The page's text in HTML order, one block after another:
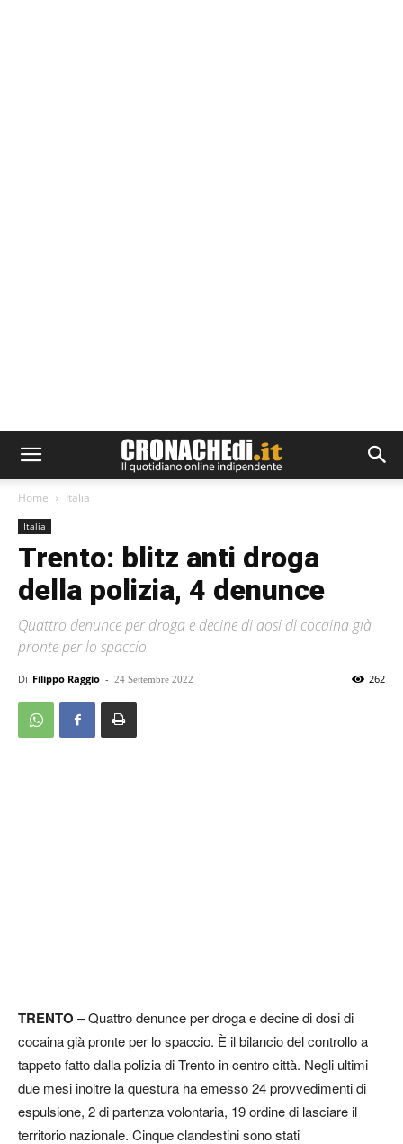
Home Italia
Italia
Trento: blitz anti droga
della polizia, 4 denunce
Quattro denunce per droga e decine di dosi di cocaina già
pronte per lo spaccio
Di Filippo Raggio - 24 Settembre 2022 262
TRENTO – Quattro denunce per droga e decine di dosi di
cocaina già pronte per lo spaccio. È il bilancio del controllo a
tappeto fatto dalla polizia di Trento in centro città. Negli ultimi
due mesi inoltre la questura ha emesso 24 provvedimenti di
espulsione, 2 di partenza volontaria, 19 ordine di lasciare il
territorio nazionale. Cinque clandestini sono stati